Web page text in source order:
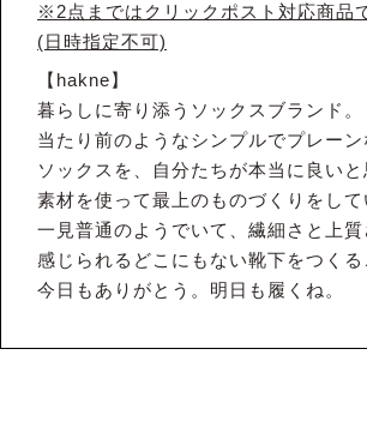
※2点まではクリックポスト対応商品
(日時指定不可)
【hakne】
暮らしに寄り添うソックスブランド。
当たり前のようなシンプルでプレーン
ソックスを、自分たちが本当に良いと
素材を使って最上のものづくりをして
一見普通のようでいて、繊細さと上質
感じられるどこにもない靴下をつくる
今日もありがとう。明日も履くね。